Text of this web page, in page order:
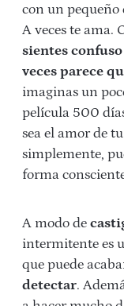
con un pequeño
A veces te ama.
sientes
veces parece
imaginas un
película 500
sea el amor de
simplemente,
forma
A modo de
intermitente es
que puede
detectar.